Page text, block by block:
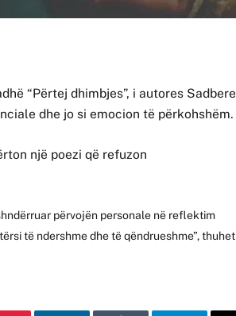
“Përtej dhimbjes”, i autores Sadbere
dhe jo si emocion të përkohshëm.
një poezi që refuzon
përvojën personale në reflektim
të ndershme dhe të qëndrueshme”, thuhet